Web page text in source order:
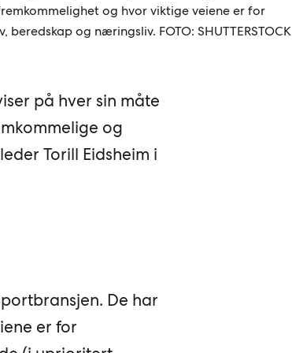
og hvor viktige veiene er for
beredskap og næringsliv. FOTO: SHUTTERSTOCK
på hver sin måte
og
Torill Eidsheim i
De har
er for